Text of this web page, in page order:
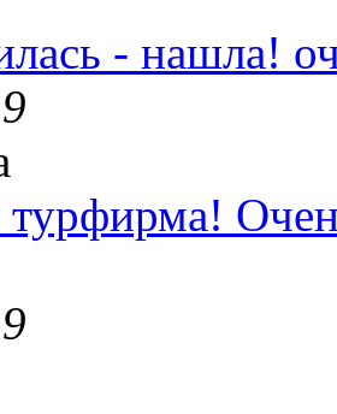
- нашла!
турфирма!